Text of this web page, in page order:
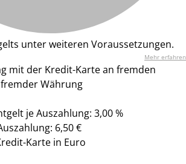
unter weiteren Voraussetzungen.
Mehr erfahren
mit der Kredit-Karte an fremden
Währung
je Auszahlung: 3,00 %
6,50 €
Karte in Euro